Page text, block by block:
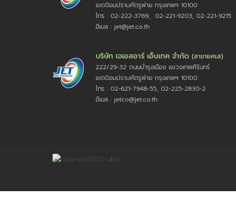
เขตป้อมปราบศัตรูพ่าย กรุงเทพฯ 10100
โทร : 02-222-3769, 02-221-9203, 02-221-9215
อีเมล : jet@jet.co.th
บริษัท เจเอสอาร์ เอ็นเทค จำกัด (สาขายศเส)
222/29-32 ถนนบำรุงเมือง แขวงเทพศิรินทร์
เขตป้อมปราบศัตรูพ่าย กรุงเทพฯ 10100
โทร : 02-621-7948-55, 02-225-2830-2
อีเมล : jetco@jet.co.th